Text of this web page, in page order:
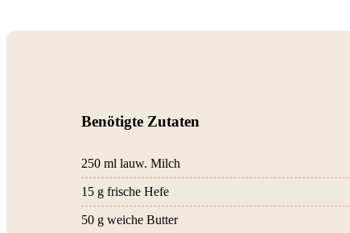
Benötigte Zutaten
250 ml lauw. Milch
15 g frische Hefe
50 g weiche Butter